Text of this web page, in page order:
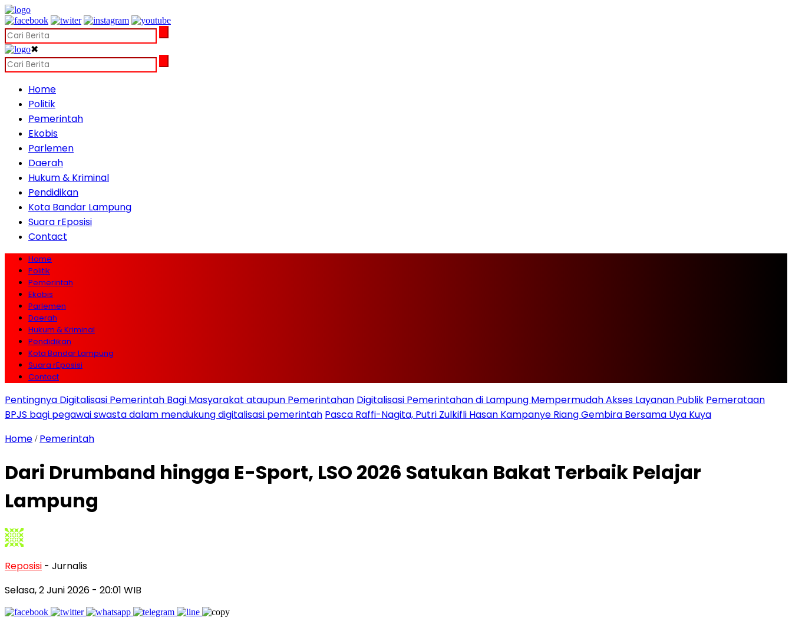
✖
Home
Politik
Pemerintah
Ekobis
Parlemen
Daerah
Hukum & Kriminal
Pendidikan
Kota Bandar Lampung
Suara rEposisi
Contact
Home
Politik
Pemerintah
Ekobis
Parlemen
Daerah
Hukum & Kriminal
Pendidikan
Kota Bandar Lampung
Suara rEposisi
Contact
Pentingnya Digitalisasi Pemerintah Bagi Masyarakat ataupun Pemerintahan Digitalisasi Pemerintahan di Lampung Mempermudah Akses Layanan Publik Pemerataan
BPJS bagi pegawai swasta dalam mendukung digitalisasi pemerintah Pasca Raffi-Nagita, Putri Zulkifli Hasan Kampanye Riang Gembira Bersama Uya Kuya
Home / Pemerintah
Dari Drumband hingga E-Sport, LSO 2026 Satukan Bakat Terbaik Pelajar
Lampung
Reposisi - Jurnalis
Selasa, 2 Juni 2026 - 20:01 WIB